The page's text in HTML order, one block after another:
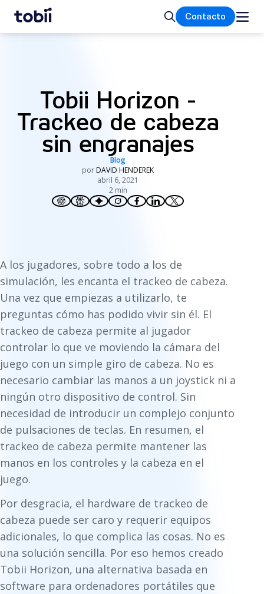
Inicio BuscarContacto
Tobii Horizon -
Trackeo de cabeza
sin engranajes
Blog
porDAVID HENDEREK
abril 6, 2021
2 min
A los jugadores, sobre todo a los de
simulación, les encanta el trackeo de cabeza.
Una vez que empiezas a utilizarlo, te
preguntas cómo has podido vivir sin él. El
trackeo de cabeza permite al jugador
controlar lo que ve moviendo la cámara del
juego con un simple giro de cabeza. No es
necesario cambiar las manos a un joystick ni a
ningún otro dispositivo de control. Sin
necesidad de introducir un complejo conjunto
de pulsaciones de teclas. En resumen, el
trackeo de cabeza permite mantener las
manos en los controles y la cabeza en el
juego.
Por desgracia, el hardware de trackeo de
cabeza puede ser caro y requerir equipos
adicionales, lo que complica las cosas. No es
una solución sencilla. Por eso hemos creado
Tobii Horizon, una alternativa basada en
software para ordenadores portátiles que